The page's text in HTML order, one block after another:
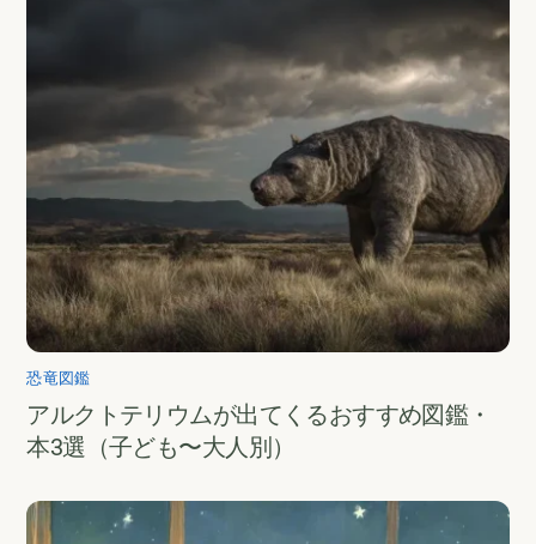
恐竜図鑑
アルクトテリウムが出てくるおすすめ図鑑・
本3選（子ども〜大人別）